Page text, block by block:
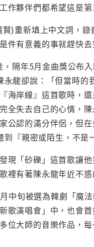
作夥伴們都希望這是
)重新填上中文詞，
件有意義的事就趕快
隔年5月金曲獎公布
龍卻說：「但當時
海岸線』這首歌時，
全失去自己的心情，
公認的滿分伴侶，但
『親密或陌生，不
現「砂礫」這首歌讓
裡有著陳永龍年近不
中旬被選為韓劇「魔
歌演唱會」中，也會
位大師的音樂作品，